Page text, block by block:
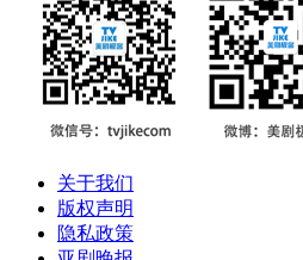
关于我们
版权声明
隐私政策